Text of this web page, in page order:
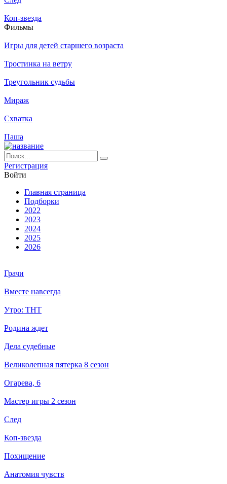
Коп-звезда
Филь­мы
Игры для детей старшего возраста
Тростинка на ветру
Треугольник судьбы
Мираж
Схватка
Паша
Ре­ги­ст­ра­ция
Вой­ти
Глав­ная стра­ни­ца
Подборки
2022
2023
2024
2025
2026
Грачи
Вместе навсегда
Утро: ТНТ
Родина ждет
Дела судебные
Великолепная пятерка 8 сезон
Огарева, 6
Мастер игры 2 сезон
След
Коп-звезда
Похищение
Анатомия чувств